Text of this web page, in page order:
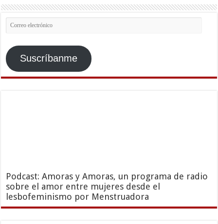
Correo
electrónico
Suscríbanme
Podcast: Amoras y Amoras, un programa de radio
sobre el amor entre mujeres desde el
lesbofeminismo por Menstruadora